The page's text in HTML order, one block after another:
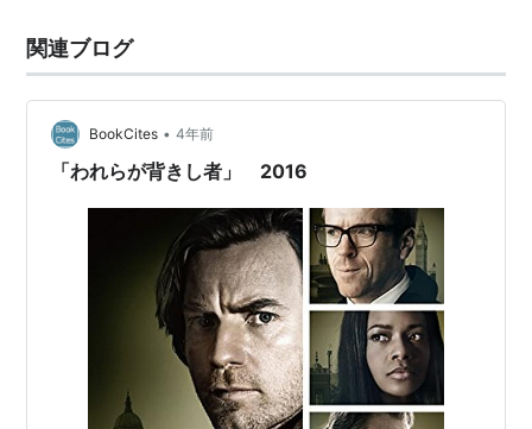
パレーズ・エンド
TV＞ 監督
ナニー・マクフィーと空飛ぶ子ブタ
（2008）＜TV＞ 監督
ジェイン・エア （2006）＜TVM＞ 監督
ブリーク・ハウス（2005）＜TV＞ 監督
関連ブログ
BookCites • 4年前
「われらが背きし者」 2016